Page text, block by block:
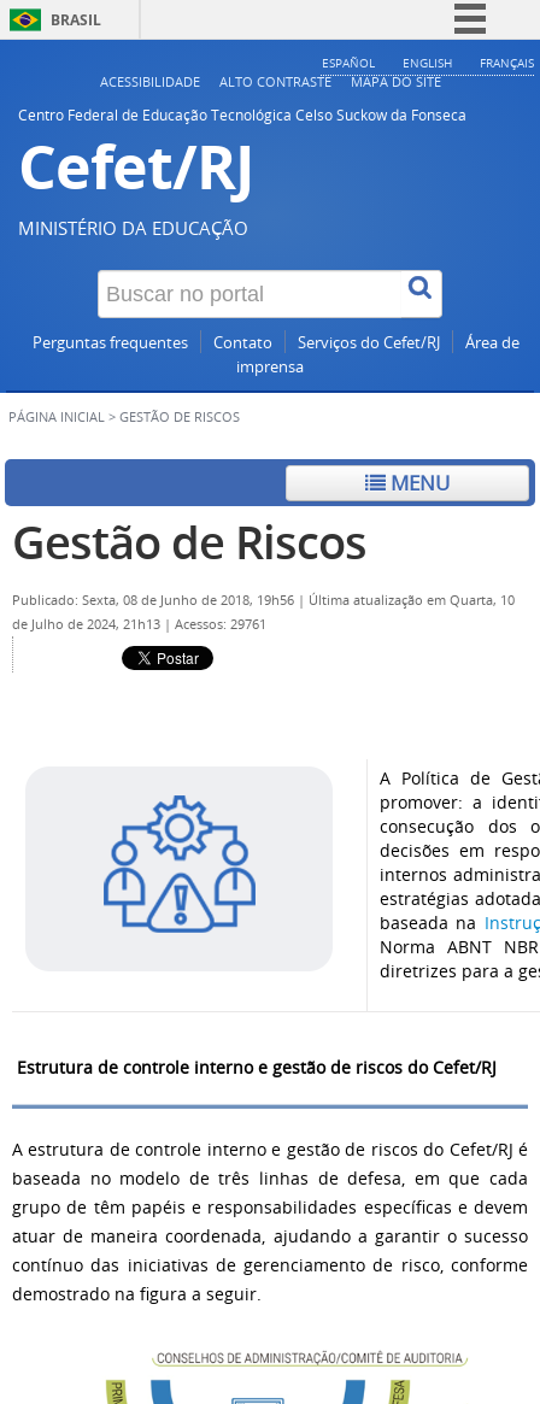
BRASIL
Simplifique!
ESPAÑOL ENGLISH FRANÇAIS
ACESSIBILIDADE ALTO CONTRASTE
MAPA DO SITE
Centro Federal de Educação Tecnológica Celso Suckow da Fonseca
Cefet/RJ
MINISTÉRIO DA EDUCAÇÃO
Perguntas frequentes Contato Serviços do Cefet/RJ
Área de
imprensa
PÁGINA INICIAL > GESTÃO DE RISCOS
MENU
Gestão de Riscos
Publicado: Sexta, 08 de Junho de 2018, 19h56 | Última atualização em Quarta, 10
de Julho de 2024, 21h13 | Acessos: 29761
A Política de
promover: a
consecução dos
decisões em
internos
estratégias
baseada na
Norma ABNT
diretrizes para a
Estrutura de controle interno e gestão de riscos do Cefet/RJ
A estrutura de controle interno e gestão de riscos do Cefet/RJ é
baseada no modelo de três linhas de defesa, em que cada
grupo de têm papéis e responsabilidades específicas e devem
atuar de maneira coordenada, ajudando a garantir o sucesso
contínuo das iniciativas de gerenciamento de risco, conforme
demostrado na figura a seguir.